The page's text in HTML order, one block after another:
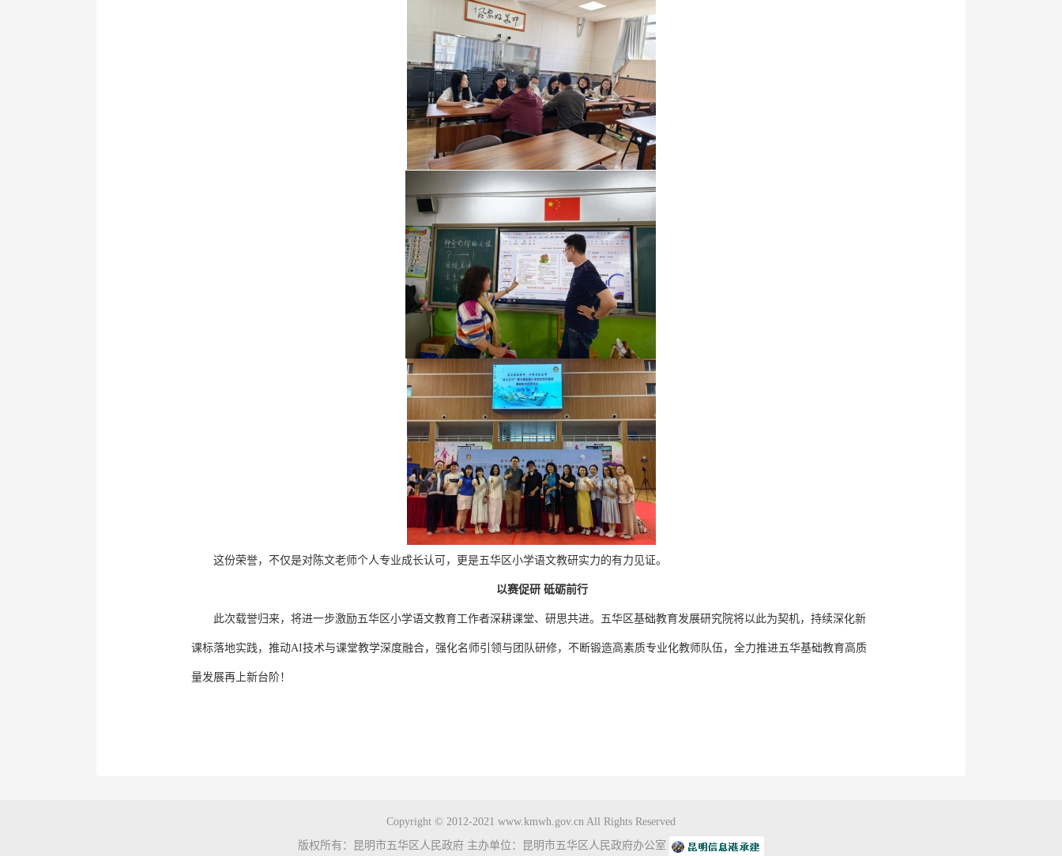
这份荣誉，不仅是对陈文老师个人专业成长认可，更是五华区小学语文教研实力的有力见证。
以赛促研 砥砺前行
此次载誉归来，将进一步激励五华区小学语文教育工作者深耕课堂、研思共进。五华区基础教育发展研究院将以此为契机，持续深化新
课标落地实践，推动AI技术与课堂教学深度融合，强化名师引领与团队研修，不断锻造高素质专业化教师队伍，全力推进五华基础教育高质
量发展再上新台阶！
Copyright © 2012-2021 www.kmwh.gov.cn All Rights Reserved
版权所有：昆明市五华区人民政府 主办单位：昆明市五华区人民政府办公室